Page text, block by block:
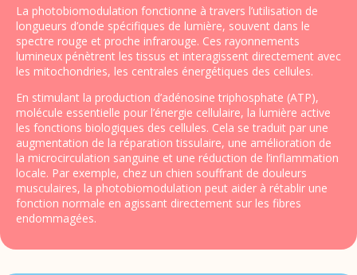
La photobiomodulation fonctionne à travers l’utilisation de
longueurs d’onde spécifiques de lumière, souvent dans le
spectre rouge et proche infrarouge. Ces rayonnements
lumineux pénètrent les tissus et interagissent directement avec
les mitochondries, les centrales énergétiques des cellules.
En stimulant la production d’adénosine triphosphate (ATP),
molécule essentielle pour l’énergie cellulaire, la lumière active
les fonctions biologiques des cellules. Cela se traduit par une
augmentation de la réparation tissulaire, une amélioration de
la microcirculation sanguine et une réduction de l’inflammation
locale. Par exemple, chez un chien souffrant de douleurs
musculaires, la photobiomodulation peut aider à rétablir une
fonction normale en agissant directement sur les fibres
endommagées.